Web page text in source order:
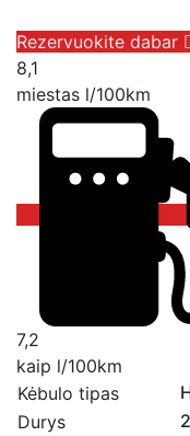
Rezervuokite dabar
8,1
miestas l/100km
7,2
kaip l/100km
Kėbulo tipas
Durys